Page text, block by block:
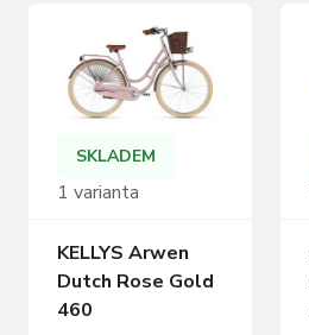
SKLADEM
1 varianta
KELLYS Arwen
Dutch Rose Gold
460